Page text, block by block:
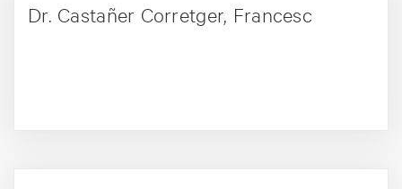
Dr. Castañer Corretger, Francesc